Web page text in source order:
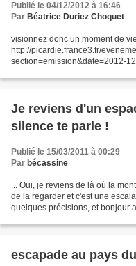
Publié le 04/12/2012 à 16:46
Par Béatrice Duriez Choquet
visionnez donc un moment de
http://picardie.france3.fr/
section=emission&date=2012-
Je reviens d'un
silence te parle !
Publié le 15/03/2011 à 00:29
Par bécassine
... Oui, je reviens de là où la
de la regarder et c'est une
quelques précisions, et bonjour
escapade au pays